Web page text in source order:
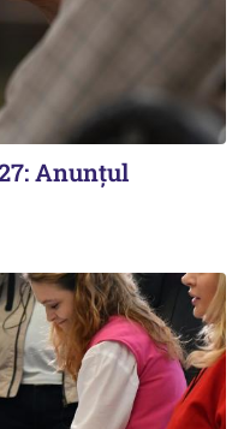
Anunțul